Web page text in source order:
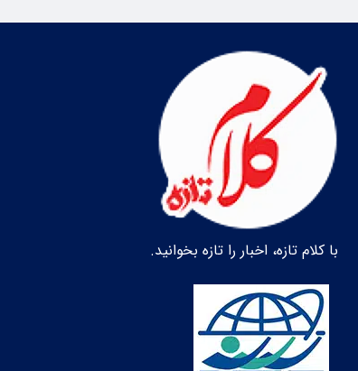
با کلام تازه، اخبار را تازه بخوانید.